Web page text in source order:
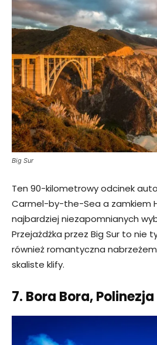
Big Sur
Ten 90-kilometrowy odcinek
Carmel-by-the-Sea a zamkiem
najbardziej niezapomnianych
Przejażdżka przez Big Sur to nie
również romantyczna
skaliste klify.
7. Bora Bora,